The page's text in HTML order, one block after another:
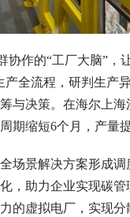
作的“工厂大脑”，
全流程，研判生产
与决策。在海尔上
缩短6个月，产量
场景解决方案形成
，助力企业实现碳
的虚拟电厂，实现